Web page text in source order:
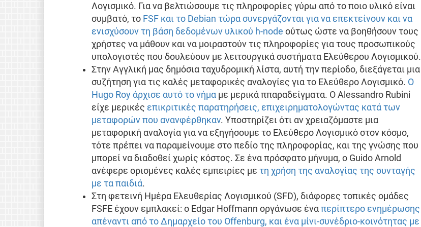
Λογισμικό. Για να βελτιώσουμε τις πληροφορίες γύρω από το ποιο υλικό είναι
συμβατό, το FSF και το Debian τώρα συνεργάζονται για να επεκτείνουν και να
ενισχύσουν τη βάση δεδομένων υλικού h-node ούτως ώστε να βοηθήσουν τους
χρήστες να μάθουν και να μοιραστούν τις πληροφορίες για τους προσωπικούς
υπολογιστές που δουλεύουν με λειτουργικά συστήματα Ελεύθερου Λογισμικού.
Στην Αγγλική μας δημόσια ταχυδρομική λίστα, αυτή την περίοδο, διεξάγεται μια
συζήτηση για τις καλές μεταφορικές αναλογίες για το Ελεύθερο Λογισμικό. Ο
Hugo Roy άρχισε αυτό το νήμαμε μερικά ππαραδείγματα. Ο Alessandro Rubini
είχε μερικές επικριτικές παρατηρήσεις, επιχειρηματολογώντας κατά των
μεταφορών που ανανφέρθηκαν. Υποστηρίζει ότι αν χρειαζόμαστε μια
μεταφορική αναλογία για να εξηγήσουμε το Ελεύθερο Λογισμικό στον κόσμο,
τότε πρέπει να παραμείνουμε στο πεδίο της πληροφορίας, και της γνώσης που
μπορεί να διαδοθεί χωρίς κόστος. Σε ένα πρόσφατο μήνυμα, ο Guido Arnold
ανέφερε ορισμένες καλές εμπειρίες με τη χρήση της αναλογίας της συνταγής
με τα παιδιά.
Στη φετεινή Ημέρα Ελευθερίας Λογισμικού (SFD), διάφορες τοπικές ομάδες
FSFE έχουν εμπλακεί: ο Edgar Hoffmann οργάνωσε ένα περίπτερο ενημέρωσης
απέναντι από το Δημαρχείο του Offenburg, και ένα μίνι-συνέδριο-κοινότητας με